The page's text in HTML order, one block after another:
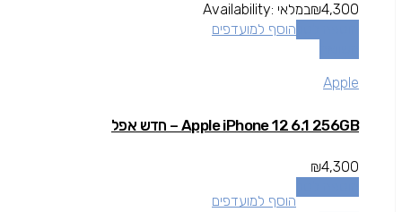
₪4,300
Availability: במלאי
הוסף למועדפים
Apple
Apple iPhone 12 6.1 256GB – חדש אפל
₪4,300
הוסף למועדפים